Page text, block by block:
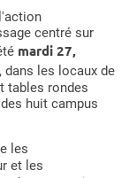
centré sur
mardi 27,
, dans les locaux de
tables rondes
huit campus
les
et les